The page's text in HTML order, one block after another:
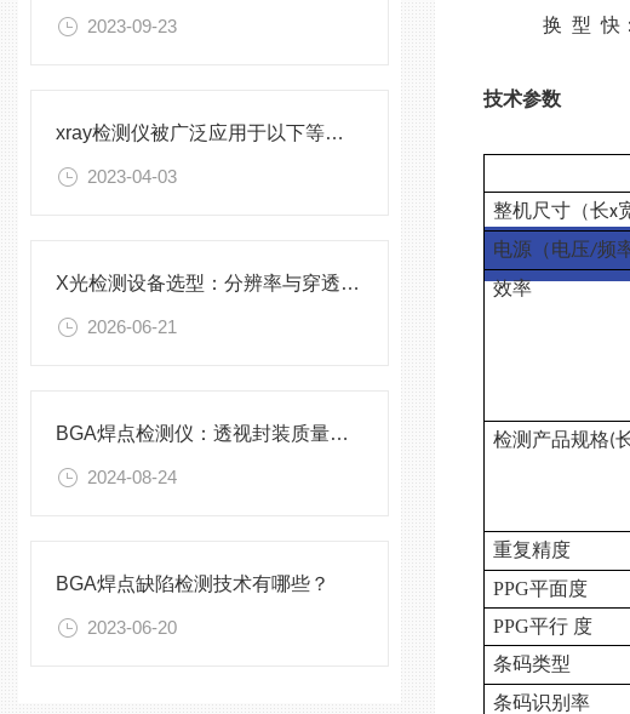
2023-09-23
xray检测仪被广泛应用于以下等领域
2023-04-03
X光检测设备选型：分辨率与穿透力怎么平衡？
2026-06-21
BGA焊点检测仪：透视封装质量的技术之眼
2024-08-24
BGA焊点缺陷检测技术有哪些？
2023-06-20
换 型 快
技术参数
整机尺寸（长x
电源（电压/频
效率
检测产品规格(
重复精度
PPG平面度
PPG平行 度
条码类型
条码识别率